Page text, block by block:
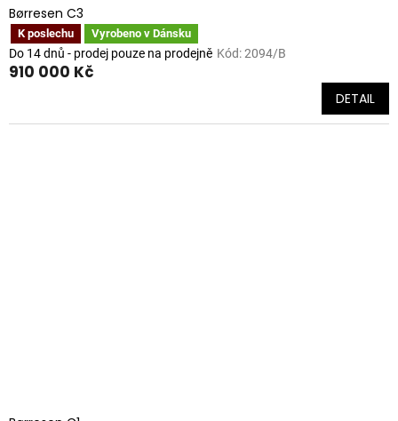
Børresen C3
K poslechu Vyrobeno v Dánsku
Do 14 dnů - prodej pouze na prodejně Kód:2094/B
910 000 Kč
DETAIL